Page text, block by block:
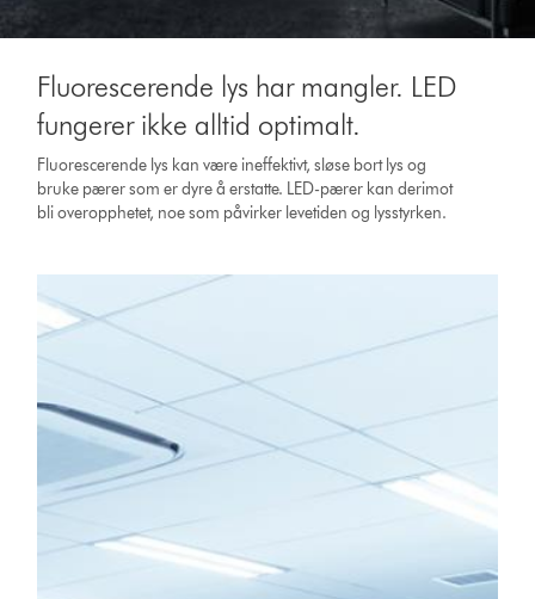
Fluorescerende lys har mangler. LED
fungerer ikke alltid optimalt.
Fluorescerende lys kan være ineffektivt, sløse bort lys og
bruke pærer som er dyre å erstatte. LED-pærer kan derimot
bli overopphetet, noe som påvirker levetiden og lysstyrken.